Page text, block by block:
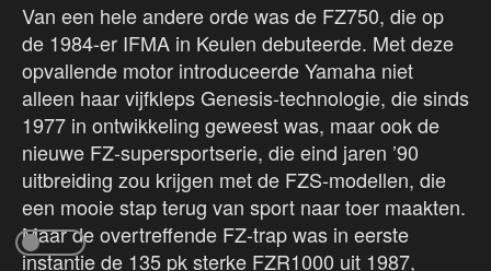
Van een hele andere orde was de FZ750, die op
de 1984-er IFMA in Keulen debuteerde. Met deze
opvallende motor introduceerde Yamaha niet
alleen haar vijfkleps Genesis-technologie, die sinds
1977 in ontwikkeling geweest was, maar ook de
nieuwe FZ-supersportserie, die eind jaren ’90
uitbreiding zou krijgen met de FZS-modellen, die
een mooie stap terug van sport naar toer maakten.
Maar de overtreffende FZ-trap was in eerste
instantie de 135 pk sterke FZR1000 uit 1987,